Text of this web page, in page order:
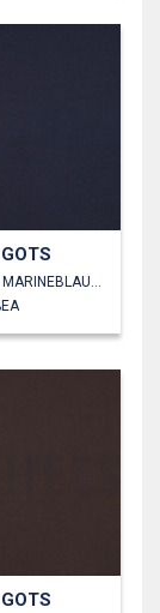
08036.019 MARINEBLAUW